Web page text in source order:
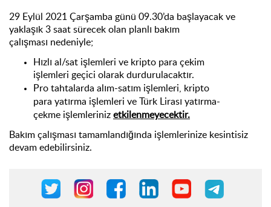
29 Eylül 2021Çarşamba günü 09.30’da başlayacak ve
yaklaşık3saatsürecek olan planlı bakım
çalışması nedeniyle;
Hızlı al/sat işlemleri ve kripto para çekim
işlemleri geçici olarakdurdurulacaktır.
Pro tahtalarda alım-satım işlemleri, kripto
para yatırma işlemleri ve Türk Lirası yatırma-
çekme işlemlerinizetkilenmeyecektir.
Bakım çalışması tamamlandığında işlemlerinize kesintisiz
devam edebilirsiniz.